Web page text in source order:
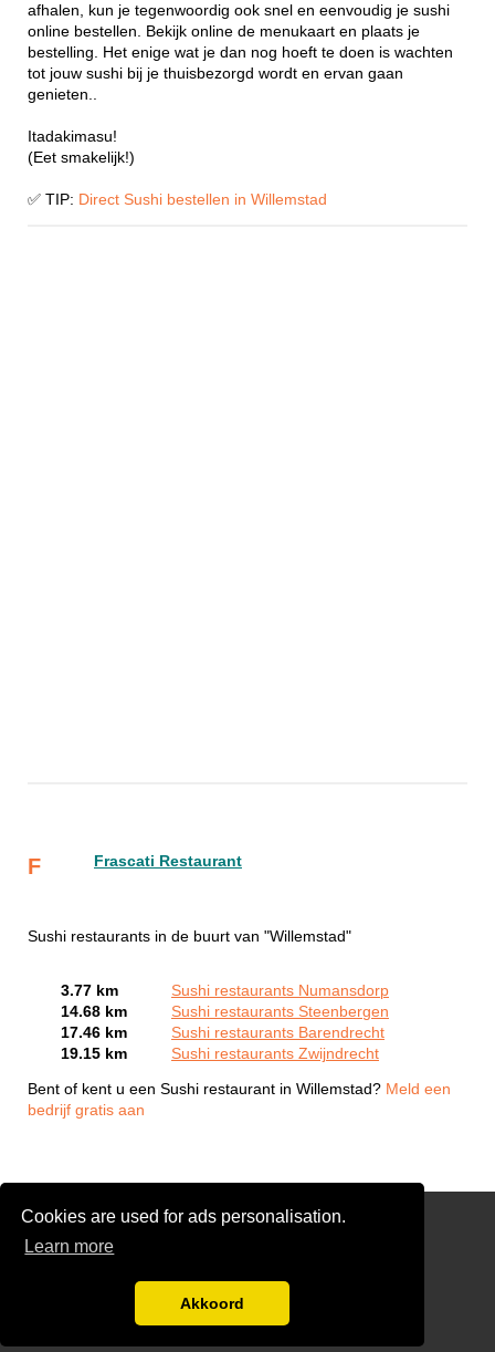
Cookies are used for ads personalisation.
Learn more
Akkoord
afhalen, kun je tegenwoordig ook snel en eenvoudig je sushi
online bestellen. Bekijk online de menukaart en plaats je
bestelling. Het enige wat je dan nog hoeft te doen is wachten
tot jouw sushi bij je thuisbezorgd wordt en ervan gaan
genieten..
Itadakimasu!
(Eet smakelijk!)
✅ TIP: Direct Sushi bestellen in Willemstad
F Frascati Restaurant
Sushi restaurants in de buurt van "Willemstad"
3.77 km
Sushi restaurants Numansdorp
14.68 km
Sushi restaurants Steenbergen
17.46 km
Sushi restaurants Barendrecht
19.15 km
Sushi restaurants Zwijndrecht
Bent of kent u een Sushi restaurant in Willemstad? Meld een
bedrijf gratis aan
Snackbar 🍟
Pizza 🍕